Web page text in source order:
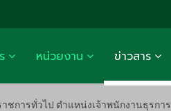
หน่วยงาน ข่าวสาร
ชการทั่วไป ตำแหน่งเจ้าพนักงานธุรการ